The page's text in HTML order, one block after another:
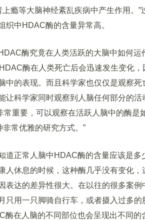
瘾等大脑神经紊乱疾病中产生作用。”
织中HDAC酶的含量异常高。
酶究竟在人类活跃的大脑中如何运
酶在人类死亡后会迅速发生变化
中的表现。而且科学家也仅仅是观察死
让科学家同时观察到人脑任何部分的活
重要，可以观察在活跃人脑中的酶是
常优雅的研究方式。”
正常人脑中HDAC酶的含量应该是多
人休息的时候，这种酶几乎没有变化
表达的差异性很大。在以往的很多案例
只用一只脚骑自行车，或者摄入过多的
酶在人脑的不同部位也会呈现出不同的